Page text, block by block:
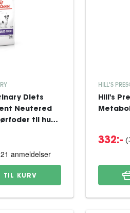
Diets
Neutered
til hund
TIL KURV
HILL'S
Hill's
332:- (